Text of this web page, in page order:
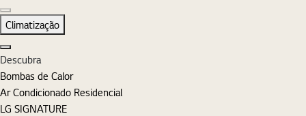
Diapositivo seguinte
Climatização
Fechar
Descubra
Bombas de Calor
Ar Condicionado Residencial
LG SIGNATURE